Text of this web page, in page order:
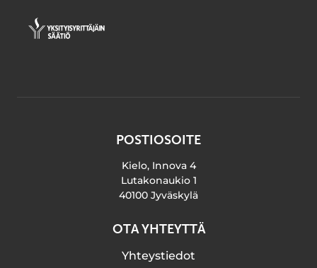
POSTIOSOITE
Kielo, Innova 4
Lutakonaukio 1
40100 Jyväskylä
OTA YHTEYTTÄ
Yhteystiedot